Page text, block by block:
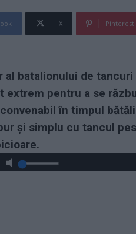
X Pinterest
al batalionului de
extrem pentru a se
în timpul
și simplu cu tancul